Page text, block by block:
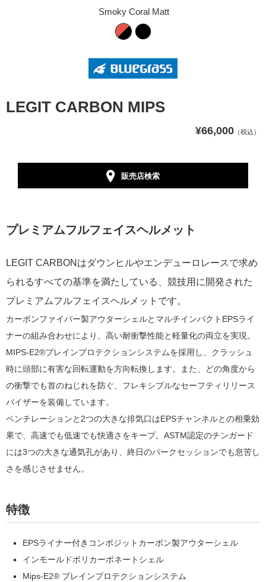
LEGIT CARBON MIPS
¥66,000 （税込）
Smoky Coral Matt
販売店検索
プレミアムフルフェイスヘルメット
LEGIT CARBONはダウンヒルやエンデューロレースで求め
られるすべての基準を満たしている、競技用に開発された
プレミアムフルフェイスヘルメットです。
カーボンファイバー製アウターシェルとマルチインパクトEPSライ
ナーの組み合わせにより、高い耐衝撃性能と軽量化の両立を実現。
MIPS-E2®ブレインプロテクションシステムを採用し、クラッシュ
時に頭部に有害な回転運動を方向転換します。また、どの角度から
の衝撃でも首のねじれを防ぐ、フレキシブルなセーフティリリース
バイザーを装備しています。
ベンチレーションと2つの大きな排気口はEPSチャンネルとの相乗効
果で、高速でも低速でも快適さをキープ。ASTM認定のチンガード
には3つの大きな通気孔があり、終日のパークセッションでも息苦し
さを感じさせません。
特徴
EPSライナー付きコンポジットカーボン製アウターシェル
インモールドポリカーボネートシェル
Mips-E2® ブレインプロテクションシステム